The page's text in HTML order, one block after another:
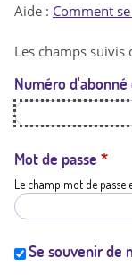
Aide : Comment
Les champs suivis
Numéro
Mot de passe *
Le champ mot de passe
Se souvenir de